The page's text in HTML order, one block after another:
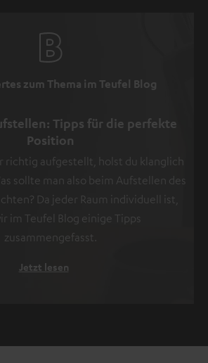
zum Thema im Teufel Blog
Tipps für die perfekte
Position
richtig aufgestellt, holst du klanglich
sollte man also beim Aufstellen des
Da jeder Raum individuell ist,
im Teufel Blog einige Tipps
zusammengefasst.
Jetzt lesen